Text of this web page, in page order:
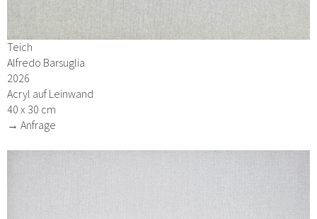
Teich
Alfredo Barsuglia
2026
Acryl auf Leinwand
40 x 30 cm
→ Anfrage